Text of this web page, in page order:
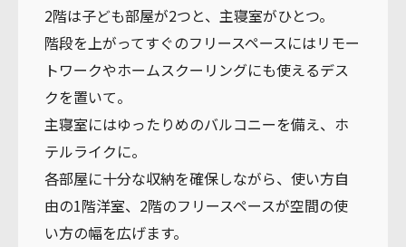
2階は子ども部屋が2つと、主寝室がひとつ。
階段を上がってすぐのフリースペースにはリモー
トワークやホームスクーリングにも使えるデス
クを置いて。
主寝室にはゆったりめのバルコニーを備え、ホ
テルライクに。
各部屋に十分な収納を確保しながら、使い方自
由の1階洋室、2階のフリースペースが空間の使
い方の幅を広げます。